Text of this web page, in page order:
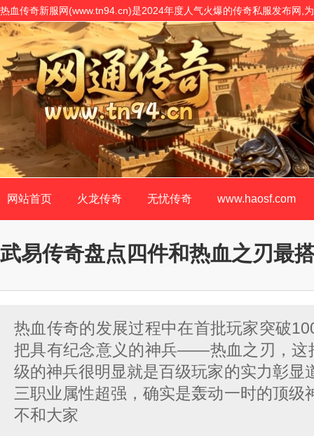
热血传奇新服网(www.tn94.cn)是2024年度人气火爆的传奇私服发布网,
开服表,是传奇私服网站客户最信赖的传奇SF开原版!
网站首页 火龙传奇 无忧传奇 www.haosf.com
武易传奇盘点四件和热血之刃最
热血传奇的发展过程中在首批玩家突破
把具有纪念意义的神兵——热血之刃，这
级的神兵很明显就是百级玩家的实力彰显
三职业属性超强，确实是轰动一时的顶级
不和大家